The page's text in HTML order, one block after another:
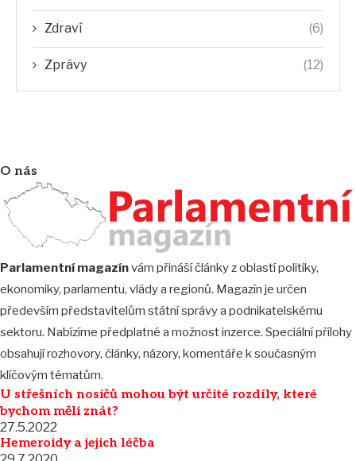
Zdraví (6)
Zprávy (12)
O nás
Parlamentní magazínvám přináší články z oblastí politiky,
ekonomiky, parlamentu, vlády a regionů. Magazín je určen
především představitelům státní správy a podnikatelskému
sektoru. Nabízíme předplatné a možnost inzerce. Speciální přílohy
obsahují rozhovory, články, názory, komentáře k současným
klíčovým tématům.
U střešních nosičů mohou být určité rozdíly, které
bychom měli znát?
27.5.2022
Hemeroidy a jejich léčba